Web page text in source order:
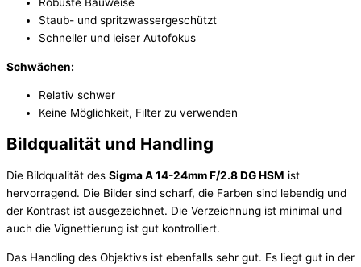
Staub- und spritzwassergeschützt
Schneller und leiser Autofokus
Schwächen:
Relativ schwer
Keine Möglichkeit, Filter zu verwenden
Bildqualität und Handling
Die Bildqualität des Sigma A 14-24mm F/2.8 DG HSM ist
hervorragend. Die Bilder sind scharf, die Farben sind lebendig und
der Kontrast ist ausgezeichnet. Die Verzeichnung ist minimal und
auch die Vignettierung ist gut kontrolliert.
Das Handling des Objektivs ist ebenfalls sehr gut. Es liegt gut in der